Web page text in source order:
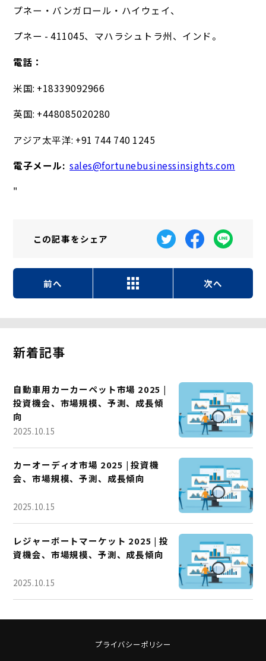
プネー・バンガロール・ハイウェイ、
プネー - 411045、マハラシュトラ州、インド。
電話：
米国: +18339092966
英国: +448085020280
アジア太平洋: +91 744 740 1245
電子メール: sales@fortunebusinessinsights.com
"
この記事をシェア
前へ 次へ
新着記事
自動車用カーカーペット市場 2025 |
投資機会、市場規模、予測、成長傾
向
2025.10.15
カーオーディオ市場 2025 | 投資機
会、市場規模、予測、成長傾向
2025.10.15
レジャーボートマーケット 2025 | 投
資機会、市場規模、予測、成長傾向
2025.10.15
プライバシーポリシー